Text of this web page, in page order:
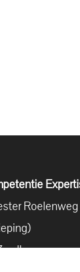
Roelenweg